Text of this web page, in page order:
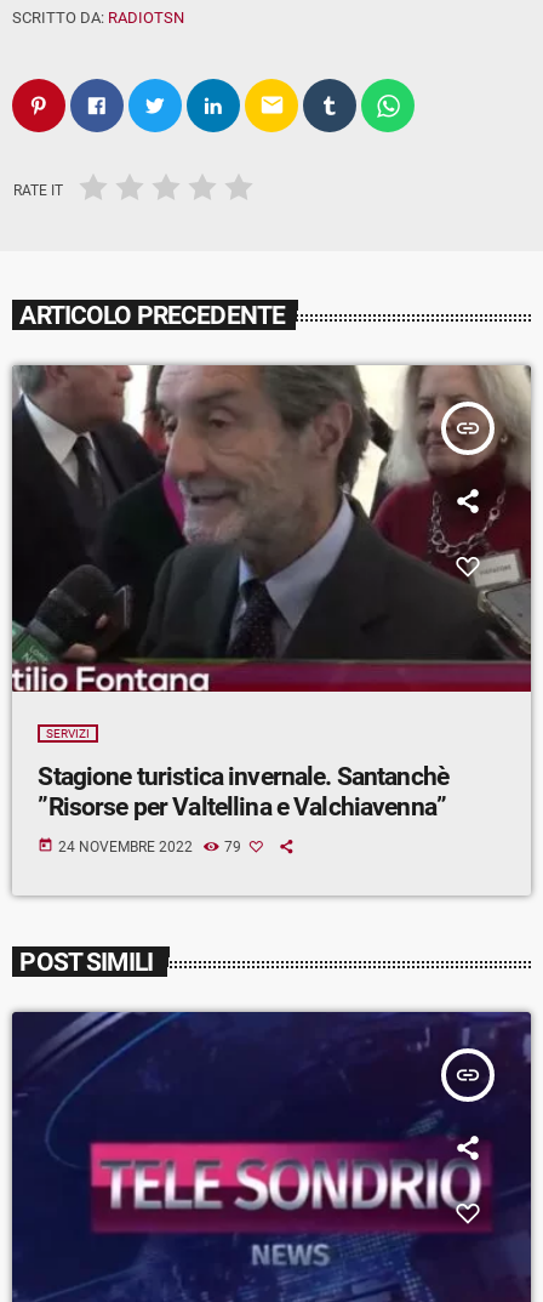
SCRITTO DA: RADIOTSN
email
RATE IT
ARTICOLO PRECEDENTE
insert_link
SERVIZI
Stagione turistica invernale. Santanchè
”Risorse per Valtellina e Valchiavenna”
today 24 NOVEMBRE 2022 79
POST SIMILI
insert_link